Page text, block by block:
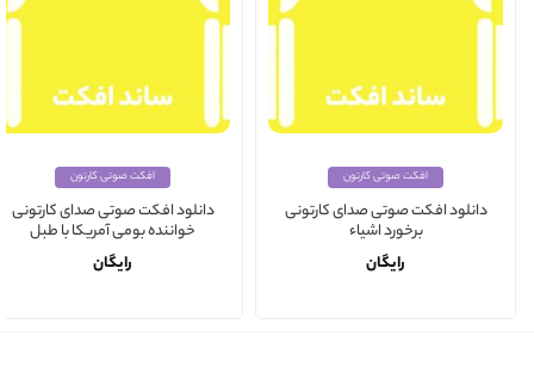
افکت صوتی کارتون
دانلود افکت صوتی صدای کارتونی
برخورد اشیاء
رایگان
افکت صوتی کارتون
دانلود افکت صوتی صدای کارتونی
خواننده بومی آمریکا با طبل
رایگان